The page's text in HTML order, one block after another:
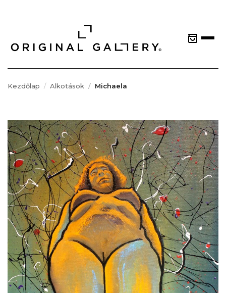
Kezdőlap Alkotások Michaela